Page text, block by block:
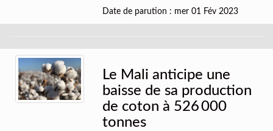
Date de parution : mer 01 Fév 2023
Le Mali anticipe une
baisse de sa production
de coton à 526 000
tonnes